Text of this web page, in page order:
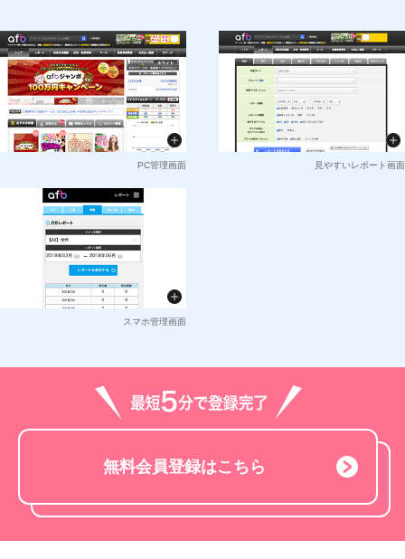
PC管理画面 見やすいレポート画面
スマホ管理画面
無料会員登録はこちら